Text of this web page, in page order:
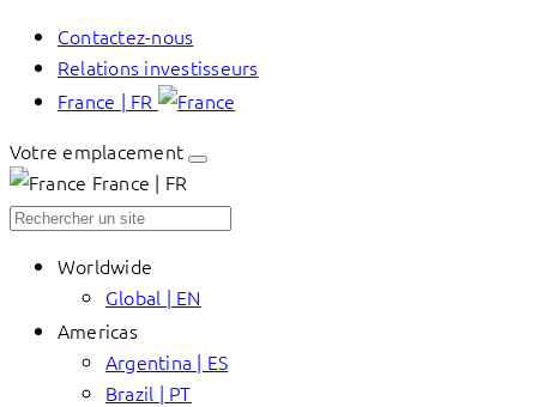
Contactez-nous
Relations investisseurs
France | FR
Votre emplacement
France | FR
Worldwide
Global | EN
Americas
Argentina | ES
Brazil | PT